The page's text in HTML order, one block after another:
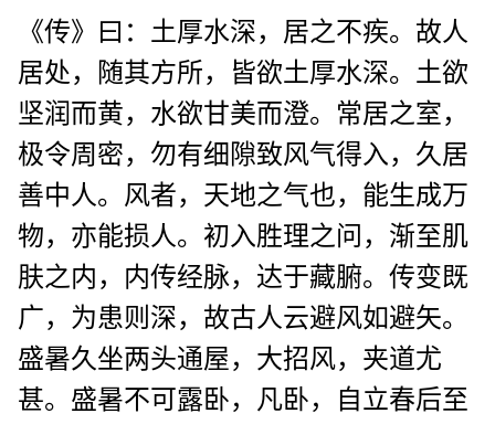
《传》曰：土厚水深，居之不疾。故人
居处，随其方所，皆欲土厚水深。土欲
坚润而黄，水欲甘美而澄。常居之室，
极令周密，勿有细隙致风气得入，久居
善中人。风者，天地之气也，能生成万
物，亦能损人。初入胜理之问，渐至肌
肤之内，内传经脉，达于藏腑。传变既
广，为患则深，故古人云避风如避矢。
盛暑久坐两头通屋，大招风，夹道尤
甚。盛暑不可露卧，凡卧，自立春后至